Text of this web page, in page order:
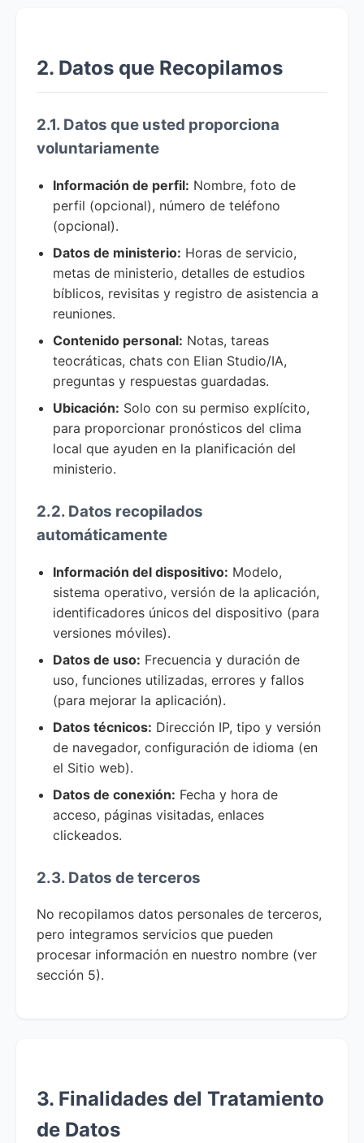
2. Datos que Recopilamos
2.1. Datos que usted proporciona
voluntariamente
Información de perfil: Nombre, foto de
perfil (opcional), número de teléfono
(opcional).
Datos de ministerio: Horas de servicio,
metas de ministerio, detalles de estudios
bíblicos, revisitas y registro de asistencia a
reuniones.
Contenido personal: Notas, tareas
teocráticas, chats con Elian Studio/IA,
preguntas y respuestas guardadas.
Ubicación: Solo con su permiso explícito,
para proporcionar pronósticos del clima
local que ayuden en la planificación del
ministerio.
2.2. Datos recopilados
automáticamente
Información del dispositivo: Modelo,
sistema operativo, versión de la aplicación,
identificadores únicos del dispositivo (para
versiones móviles).
Datos de uso: Frecuencia y duración de
uso, funciones utilizadas, errores y fallos
(para mejorar la aplicación).
Datos técnicos: Dirección IP, tipo y versión
de navegador, configuración de idioma (en
el Sitio web).
Datos de conexión: Fecha y hora de
acceso, páginas visitadas, enlaces
clickeados.
2.3. Datos de terceros
No recopilamos datos personales de terceros,
pero integramos servicios que pueden
procesar información en nuestro nombre (ver
sección 5).
3. Finalidades del Tratamiento
de Datos